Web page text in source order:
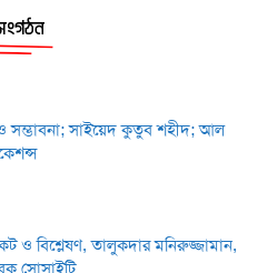
সাইয়েদ কুতুব শহীদ; আল
ও বিশ্লেষণ, তালুকদার মনিরুজ্জামান,